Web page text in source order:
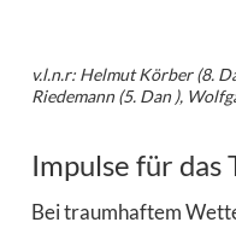
v.l.n.r: Helmut Körber (8.
Riedemann (5. Dan ),
Impulse für das
Bei traumhaftem